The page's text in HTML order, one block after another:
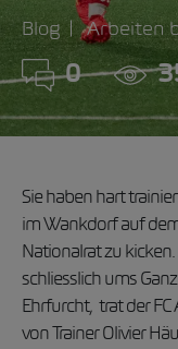
Blog Arbeiten
0
Sie haben hart
im Wankdorf auf
Nationalrat zu
schliesslich ums
Ehrfurcht, trat der
von Trainer Olivier